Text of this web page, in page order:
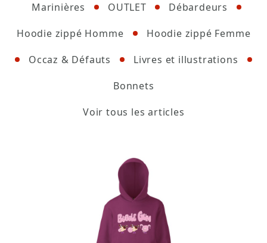
Marinières
OUTLET
Débardeurs
Hoodie zippé Homme
Hoodie zippé Femme
Occaz & Défauts
Livres et illustrations
Bonnets
Voir tous les articles